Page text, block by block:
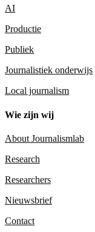
AI
Productie
Publiek
Journalistiek onderwijs
Local journalism
Wie zijn wij
About Journalismlab
Research
Researchers
Nieuwsbrief
Contact